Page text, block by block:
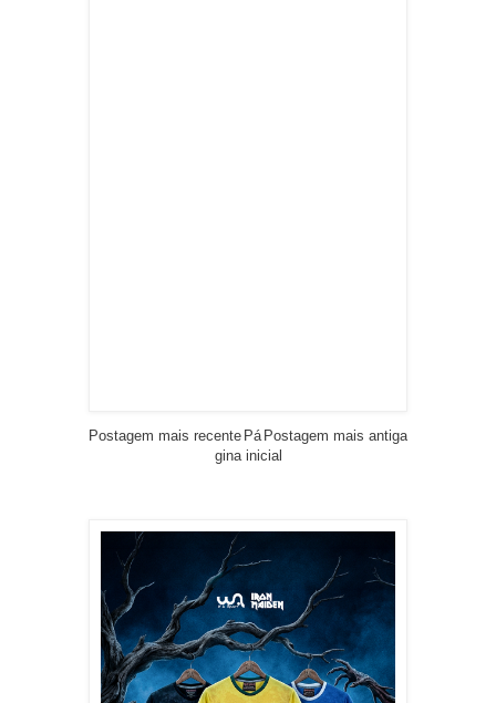
Postagem mais recente Postagem mais antiga
Pá
gina inicial